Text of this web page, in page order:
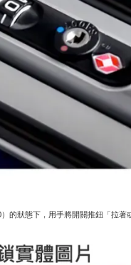
的狀態下，用手將開關推鈕「拉